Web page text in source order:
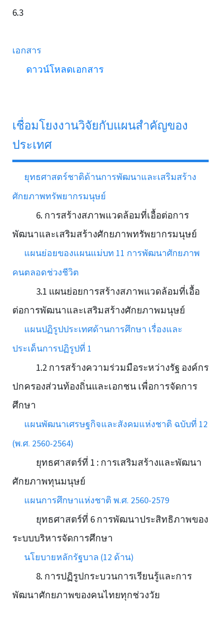
6.3
เอกสาร
ดาวน์โหลดเอกสาร
เชื่อมโยงงานวิจัยกับแผนสำคัญของ
ประเทศ
ยุทธศาสตร์ชาติด้านการพัฒนาและเสริมสร้าง
ศักยภาพทรัพยากรมนุษย์
6. การสร้างสภาพแวดล้อมที่เอื้อต่อการ
พัฒนาและเสริมสร้างศักยภาพทรัพยากรมนุษย์
แผนย่อยของแผนแม่บท 11 การพัฒนาศักยภาพ
คนตลอดช่วงชีวิต
3.1 แผนย่อยการสร้างสภาพแวดล้อมที่เอื้อ
ต่อการพัฒนาและเสริมสร้างศักยภาพมนุษย์
แผนปฏิรูปประเทศด้านการศึกษา เรื่องและ
ประเด็นการปฏิรูปที่ 1
1.2 การสร้างความร่วมมือระหว่างรัฐ องค์กร
ปกครองส่วนท้องถิ่นและเอกชน เพื่อการจัดการ
ศึกษา
แผนพัฒนาเศรษฐกิจและสังคมแห่งชาติ ฉบับที่ 12
(พ.ศ. 2560-2564)
ยุทธศาสตร์ที่ 1 : การเสริมสร้างและพัฒนา
ศักยภาพทุนมนุษย์
แผนการศึกษาแห่งชาติ พ.ศ. 2560-2579
ยุทธศาสตร์ที่ 6 การพัฒนาประสิทธิภาพของ
ระบบบริหารจัดการศึกษา
นโยบายหลักรัฐบาล (12 ด้าน)
8. การปฏิรูปกระบวนการเรียนรู้และการ
พัฒนาศักยภาพของคนไทยทุกช่วงวัย